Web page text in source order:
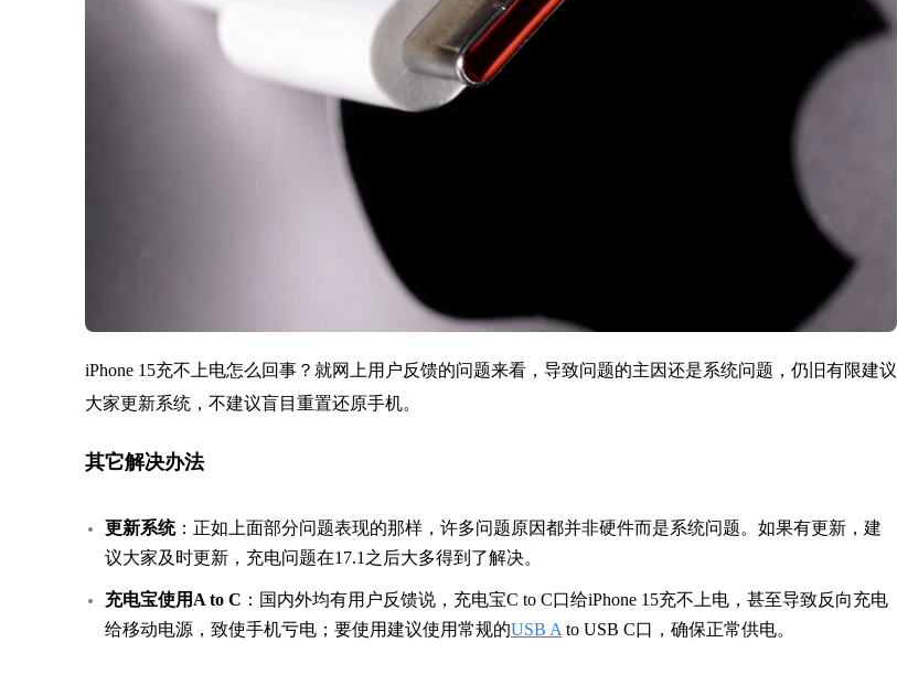
iPhone 15充不上电怎么回事？就网上用户反馈的问题来看，导致问题的主因还是系统问题，仍旧有限建议
大家更新系统，不建议盲目重置还原手机。
其它解决办法
更新系统：正如上面部分问题表现的那样，许多问题原因都并非硬件而是系统问题。如果有更新，建
议大家及时更新，充电问题在17.1之后大多得到了解决。
充电宝使用A to C ：国内外均有用户反馈说，充电宝C to C口给iPhone 15充不上电，甚至导致反向充电
给移动电源，致使手机亏电；要使用建议使用常规的USB A to USB C口，确保正常供电。